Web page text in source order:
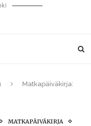
Matkapäiväkirja:
MATKAPÄIVÄKIRJA